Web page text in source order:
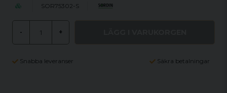
SOR75302-S
- +
Snabba leveranser Säkra betalningar